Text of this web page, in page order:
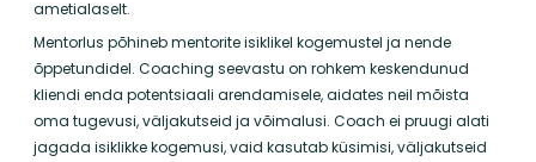
ametialaselt.
Mentorlus põhineb mentorite isiklikel kogemustel ja nende
õppetundidel. Coaching seevastu on rohkem keskendunud
kliendi enda potentsiaali arendamisele, aidates neil mõista
oma tugevusi, väljakutseid ja võimalusi. Coach ei pruugi alati
jagada isiklikke kogemusi, vaid kasutab küsimisi, väljakutseid